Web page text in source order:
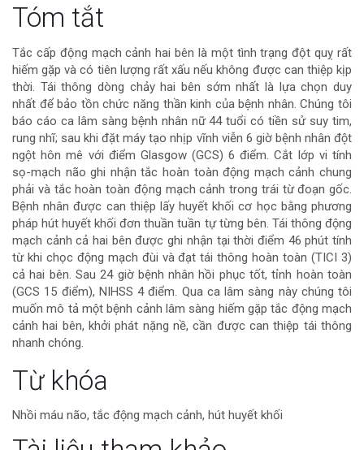
Nội
dung
chính
của
bài
viết
Tóm tắt
Tắc cấp động mạch cảnh hai bên là một tình trạng đột quỵ rất
hiếm gặp và có tiên lượng rất xấu nếu không được can thiệp kịp
thời. Tái thông dòng chảy hai bên sớm nhất là lựa chọn duy
nhất để bảo tồn chức năng thần kinh của bệnh nhân. Chúng tôi
báo cáo ca lâm sàng bệnh nhân nữ 44 tuổi có tiền sử suy tim,
rung nhĩ; sau khi đặt máy tạo nhịp vĩnh viễn 6 giờ bệnh nhân đột
ngột hôn mê với điểm Glasgow (GCS) 6 điểm. Cắt lớp vi tính
sọ-mạch não ghi nhận tắc hoàn toàn động mạch cảnh chung
phải và tắc hoàn toàn động mạch cảnh trong trái từ đoạn gốc.
Bệnh nhân được can thiệp lấy huyết khối cơ học bằng phương
pháp hút huyết khối đơn thuần tuần tự từng bên. Tái thông động
mạch cảnh cả hai bên được ghi nhận tại thời điểm 46 phút tính
từ khi chọc động mạch đùi và đạt tái thông hoàn toàn (TICI 3)
cả hai bên. Sau 24 giờ bệnh nhân hồi phục tốt, tỉnh hoàn toàn
(GCS 15 điểm), NIHSS 4 điểm. Qua ca lâm sàng này chúng tôi
muốn mô tả một bệnh cảnh lâm sàng hiếm gặp tắc động mạch
cảnh hai bên, khởi phát nặng nề, cần được can thiệp tái thông
nhanh chóng.
Chi
tiết
Từ khóa
Nhồi máu não, tắc động mạch cảnh, hút huyết khối